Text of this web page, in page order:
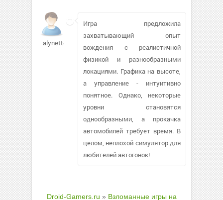
alynett483
Игра предложила
захватывающий опыт
вождения с реалистичной
физикой и разнообразными
локациями. Графика на высоте,
а управление - интуитивно
понятное. Однако, некоторые
уровни становятся
однообразными, а прокачка
автомобилей требует время. В
целом, неплохой симулятор для
любителей автогонок!
Droid-Gamers.ru » Взломанные игры на